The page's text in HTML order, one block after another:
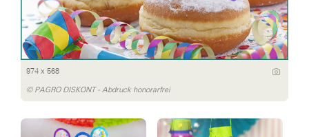
974 x 568
© PAGRO DISKONT - Abdruck honorarfrei